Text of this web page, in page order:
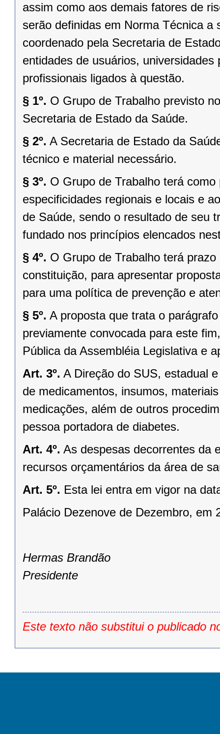
assim como aos demais fatores de
serão definidas em Norma Técnica a
coordenado pela Secretaria de
entidades de usuários,
profissionais ligados à questão.
§ 1º. O Grupo de Trabalho previsto
Secretaria de Estado da Saúde.
§ 2º. A Secretaria de Estado da
técnico e material necessário.
§ 3º. O Grupo de Trabalho terá
especificidades regionais e locais e
de Saúde, sendo o resultado de seu
fundado nos princípios elencados
§ 4º. O Grupo de Trabalho terá
constituição, para apresentar
para uma política de prevenção e
§ 5º. A proposta que trata o
previamente convocada para este
Pública da Assembléia Legislativa e
Art. 3º. A Direção do SUS, estadual
de medicamentos, insumos,
medicações, além de outros
pessoa portadora de diabetes.
Art. 4º. As despesas decorrentes da
recursos orçamentários da área de
Art. 5º. Esta lei entra em vigor na
Palácio Dezenove de Dezembro, em
Hermas Brandão
Presidente
Este texto não substitui o publicado